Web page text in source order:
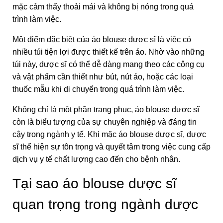
mặc cảm thấy thoải mái và không bị nóng trong quá
trình làm việc.
Một điểm đặc biệt của áo blouse dược sĩ là việc có
nhiều túi tiện lợi được thiết kế trên áo. Nhờ vào những
túi này, dược sĩ có thể dễ dàng mang theo các công cụ
và vật phẩm cần thiết như bút, nút áo, hoặc các loại
thuốc mẫu khi di chuyển trong quá trình làm việc.
Không chỉ là một phần trang phục, áo blouse dược sĩ
còn là biểu tượng của sự chuyên nghiệp và đáng tin
cậy trong ngành y tế. Khi mặc áo blouse dược sĩ, dược
sĩ thể hiện sự tôn trọng và quyết tâm trong việc cung cấp
dịch vụ y tế chất lượng cao đến cho bệnh nhân.
Tại sao áo blouse dược sĩ
quan trọng trong ngành dược